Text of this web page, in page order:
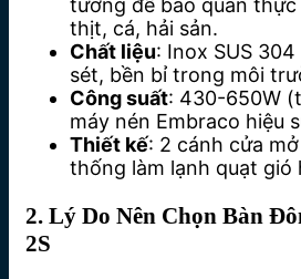
thịt, cá, hải sản.
Chất liệu: Inox SUS
sét, bền bỉ trong môi
Công suất: 430-650W
máy nén Embraco hiệu
Thiết kế: 2 cánh cửa
thống làm lạnh quạt gió
2. Lý Do Nên Chọn Bàn
2S